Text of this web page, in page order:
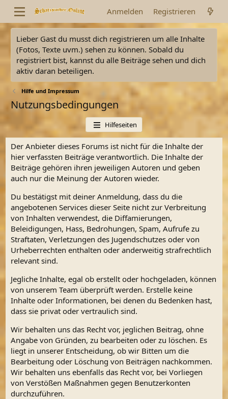
Anmelden Registrieren
Lieber Gast du musst dich registrieren um alle Inhalte
(Fotos, Texte uvm.) sehen zu können. Sobald du
registriert bist, kannst du alle Beiträge sehen und dich
aktiv daran beteiligen.
Hilfe und Impressum
Nutzungsbedingungen
Hilfeseiten
Der Anbieter dieses Forums ist nicht für die Inhalte der
hier verfassten Beiträge verantwortlich. Die Inhalte der
Beiträge gehören ihren jeweiligen Autoren und geben
auch nur die Meinung der Autoren wieder.
Du bestätigst mit deiner Anmeldung, dass du die
angebotenen Services dieser Seite nicht zur Verbreitung
von Inhalten verwendest, die Diffamierungen,
Beleidigungen, Hass, Bedrohungen, Spam, Aufrufe zu
Straftaten, Verletzungen des Jugendschutzes oder von
Urheberrechten enthalten oder anderweitig strafrechtlich
relevant sind.
Jegliche Inhalte, egal ob erstellt oder hochgeladen, können
von unserem Team überprüft werden. Erstelle keine
Inhalte oder Informationen, bei denen du Bedenken hast,
dass sie privat oder vertraulich sind.
Wir behalten uns das Recht vor, jeglichen Beitrag, ohne
Angabe von Gründen, zu bearbeiten oder zu löschen. Es
liegt in unserer Entscheidung, ob wir Bitten um die
Bearbeitung oder Löschung von Beiträgen nachkommen.
Wir behalten uns ebenfalls das Recht vor, bei Vorliegen
von Verstößen Maßnahmen gegen Benutzerkonten
durchzuführen.